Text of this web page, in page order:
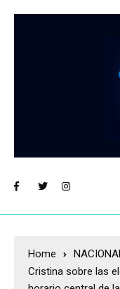
Home
Cristina sobre las